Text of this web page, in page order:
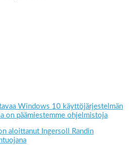
Windows 10 käyttöjärjestelmän
on päämiestemme ohjelmistoja
aloittanut Ingersoll Randin